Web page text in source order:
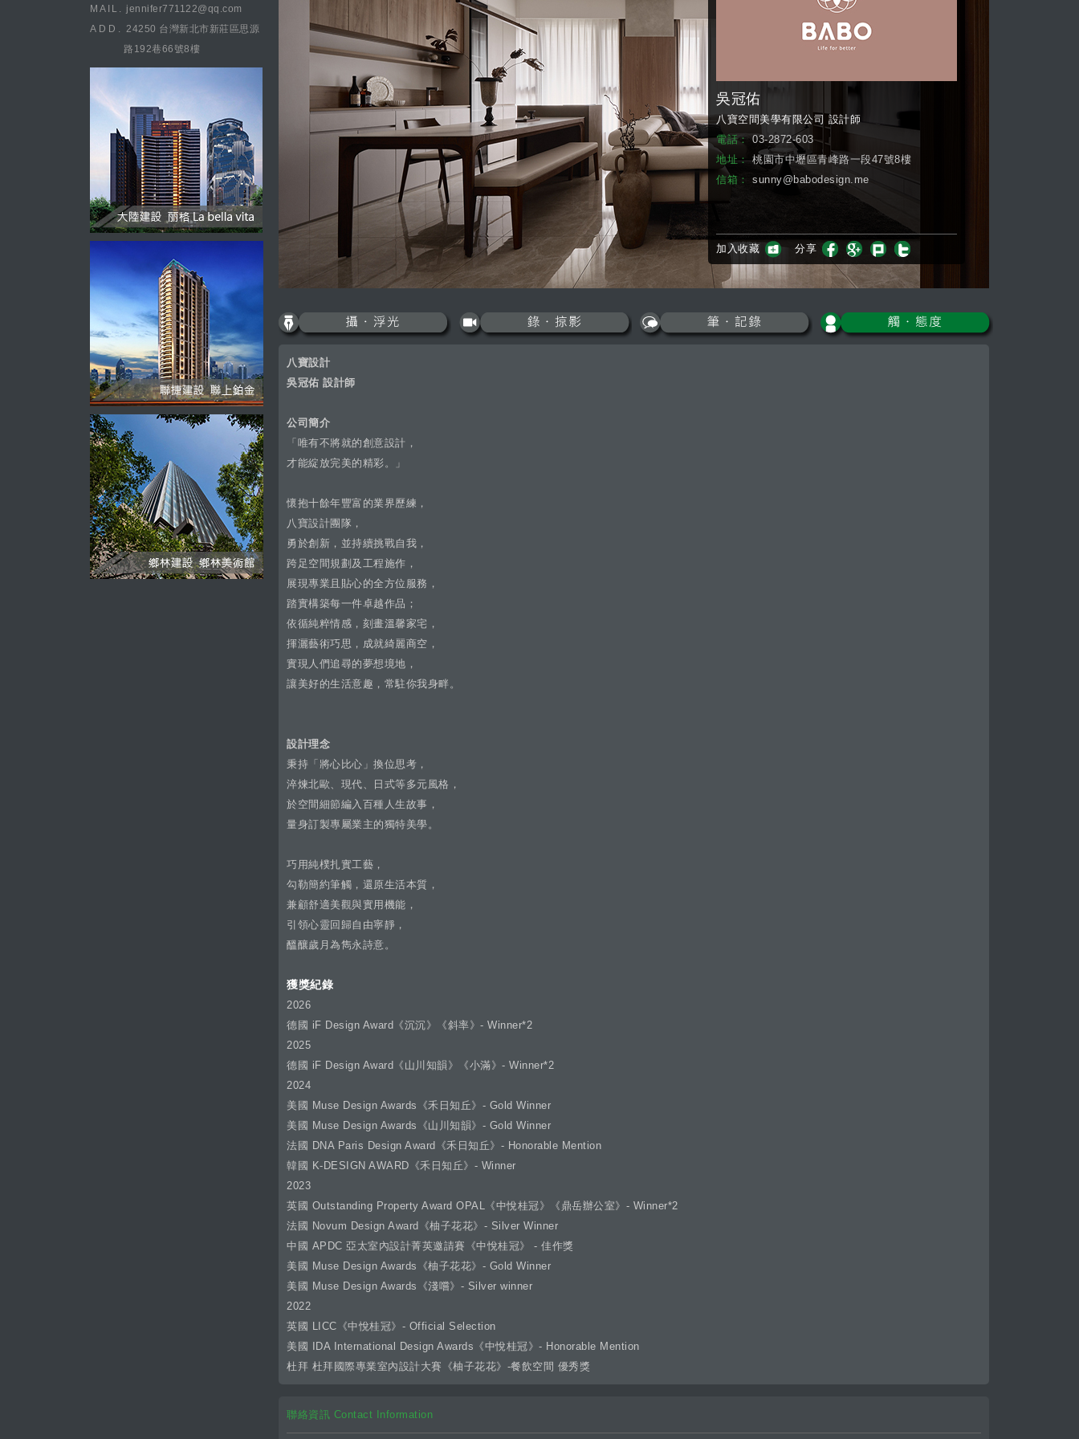
MAIL. jennifer771122@qq.com
ADD. 24250 台灣新北市新莊區思源
路192巷66號8樓
吳冠佑
八寶空間美學有限公司 設計師
電話： 03-2872-603
地址： 桃園市中壢區青峰路一段47號8樓
信箱：
sunny@babodesign.me
加入收藏 分享
八寶設計
吳冠佑 設計師
公司簡介
「唯有不將就的創意設計，
才能綻放完美的精彩。」
懷抱十餘年豐富的業界歷練，
八寶設計團隊，
勇於創新，並持續挑戰自我，
跨足空間規劃及工程施作，
展現專業且貼心的全方位服務，
踏實構築每一件卓越作品；
依循純粹情感，刻畫溫馨家宅，
揮灑藝術巧思，成就綺麗商空，
實現人們追尋的夢想境地，
讓美好的生活意趣，常駐你我身畔。
設計理念
秉持「將心比心」換位思考，
淬煉北歐、現代、日式等多元風格，
於空間細節編入百種人生故事，
量身訂製專屬業主的獨特美學。
巧用純樸扎實工藝，
勾勒簡約筆觸，還原生活本質，
兼顧舒適美觀與實用機能，
引領心靈回歸自由寧靜，
醞釀歲月為雋永詩意。
獲獎紀錄
2026
德國 iF Design Award《沉沉》《斜率》- Winner*2
2025
德國 iF Design Award《山川知韻》《小滿》- Winner*2
2024
美國 Muse Design Awards《禾日知丘》- Gold Winner
美國 Muse Design Awards《山川知韻》- Gold Winner
法國 DNA Paris Design Award《禾日知丘》- Honorable Mention
韓國 K-DESIGN AWARD《禾日知丘》- Winner
2023
英國 Outstanding Property Award OPAL《中悅桂冠》《鼎岳辦公室》- Winner*2
法國 Novum Design Award《柚子花花》- Silver Winner
中國 APDC 亞太室內設計菁英邀請賽《中悅桂冠》 - 佳作獎
美國 Muse Design Awards《柚子花花》- Gold Winner
美國 Muse Design Awards《淺嚐》- Silver winner
2022
英國 LICC《中悅桂冠》- Official Selection
美國 IDA International Design Awards《中悅桂冠》- Honorable Mention
杜拜 杜拜國際專業室內設計大賽《柚子花花》-餐飲空間 優秀獎
聯絡資訊 Contact Information